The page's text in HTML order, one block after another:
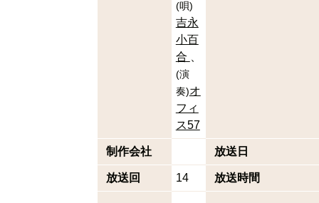
(唄)
吉永
小百
合
(演
奏)オ
フィ
ス57
制作会社 放送日
放送回 14 放送時間